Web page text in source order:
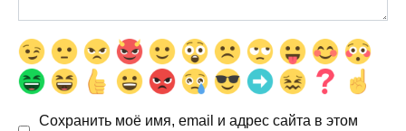
Сохранить моё имя, email и адрес сайта в этом